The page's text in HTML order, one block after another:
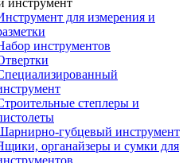
для измерения и
инструментов
степлеры и
губцевый инструмент
органайзеры и сумки для